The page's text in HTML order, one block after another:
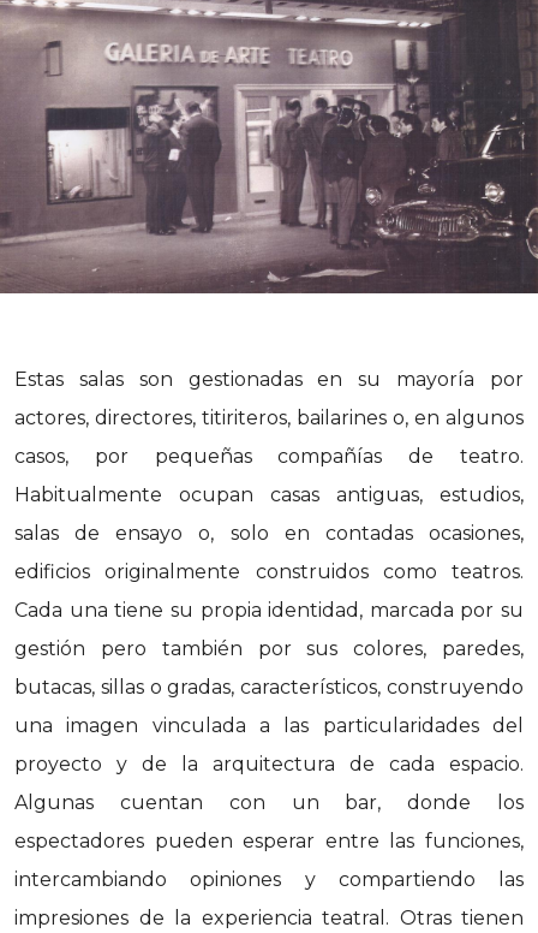
Estas salas son gestionadas en su mayoría por
actores, directores, titiriteros, bailarines o, en algunos
casos, por pequeñas compañías de teatro.
Habitualmente ocupan casas antiguas, estudios,
salas de ensayo o, solo en contadas ocasiones,
edificios originalmente construidos como teatros.
Cada una tiene su propia identidad, marcada por su
gestión pero también por sus colores, paredes,
butacas, sillas o gradas, característicos, construyendo
una imagen vinculada a las particularidades del
proyecto y de la arquitectura de cada espacio.
Algunas cuentan con un bar, donde los
espectadores pueden esperar entre las funciones,
intercambiando opiniones y compartiendo las
impresiones de la experiencia teatral. Otras tienen